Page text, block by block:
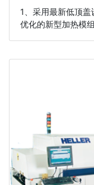
1、采用最新低顶盖
优化的新型加热模